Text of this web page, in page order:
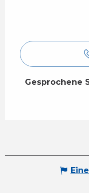
Gesprochene
Gesprochene